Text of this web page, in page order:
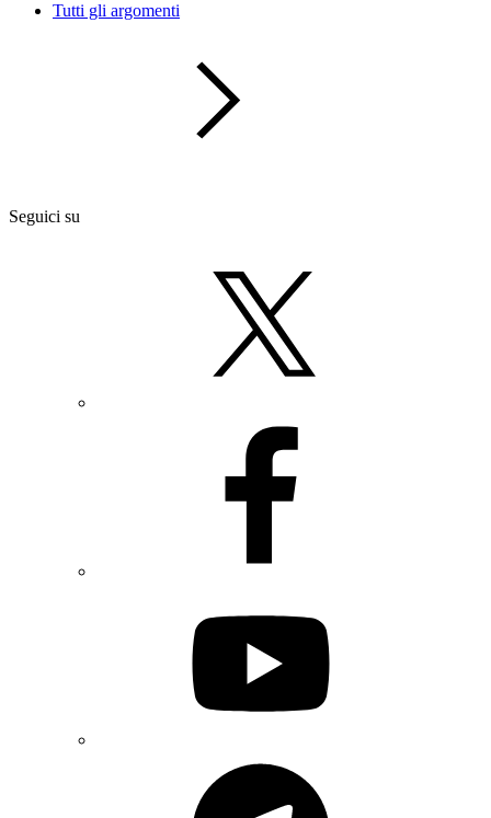
Tutti gli argomenti
Seguici su